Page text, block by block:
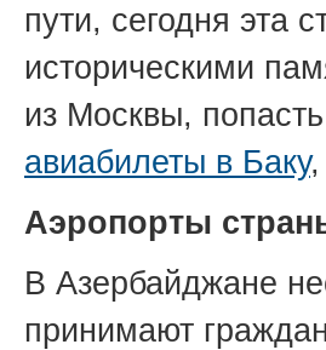
пути, сегодня эта
историческими
из Москвы,
авиабилеты в Баку,
Аэропорты
В Азербайджане
принимают